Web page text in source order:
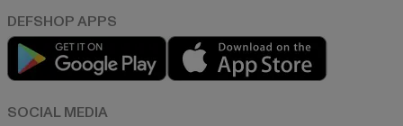
Play market